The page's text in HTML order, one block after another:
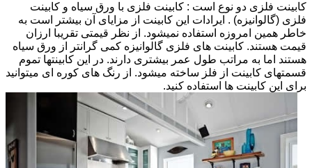
کابینت فلزی دو نوع است : کابینت فلزی با ورق سیاه و کابینت
فلزی (گالوانیزه) . ایرادات این کابینت از مزایای آن بیشتر است به
خاطر همین امروزه استفاده نمیشود. از نظر قیمتی تقریبا ارزان
قیمت هستند. کابینت های فلزی گالوانیزه کمی گرانتر از ورق سیاه
هستند اما به مراتب طول عمر بیشتری دارند. در این کابینتها تموم
قسمتهای کابینت از فلز ساخته میشود. از رنگ های کوره ای میتوانید
برای این کابینت ها استفاده کنید.